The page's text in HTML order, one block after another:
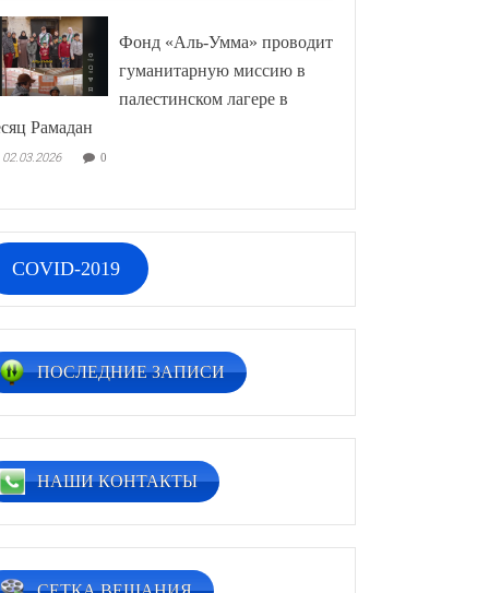
Фонд «Аль-Умма» проводит
гуманитарную миссию в
палестинском лагере в
Рамадан
02.03.2026 0
COVID-2019
ПОСЛЕДНИЕ ЗАПИСИ
НАШИ КОНТАКТЫ